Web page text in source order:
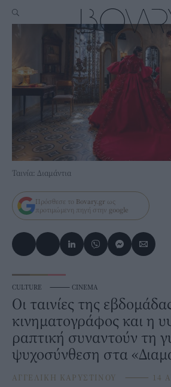
Ταινία: Διαμάντια
Πρόσθεσε το Bovary.gr ως
προτιμώμενη πηγή στην google
CULTURE ⸻ CINEMA
Οι ταινίες της
κινηματογράφος και η
ραπτική συναντούν τη
ψυχοσύνθεση στα
ΑΓΓΕΛΙΚΗ ΚΑΡΥΣΤΙΝΟΥ ⸻ 14